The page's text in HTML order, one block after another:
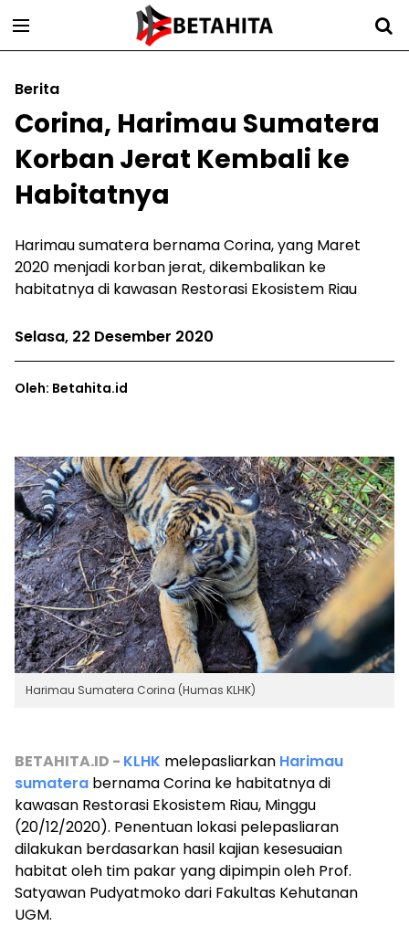
Berita
Corina, Harimau Sumatera
Korban Jerat Kembali ke
Habitatnya
Harimau sumatera bernama Corina, yang Maret
2020 menjadi korban jerat, dikembalikan ke
habitatnya di kawasan Restorasi Ekosistem Riau
Selasa, 22 Desember 2020
Oleh: Betahita.id
Harimau Sumatera Corina (Humas KLHK)
BETAHITA.ID - KLHK melepasliarkan Harimau
sumatera bernama Corina ke habitatnya di
kawasan Restorasi Ekosistem Riau, Minggu
(20/12/2020). Penentuan lokasi pelepasliaran
dilakukan berdasarkan hasil kajian kesesuaian
habitat oleh tim pakar yang dipimpin oleh Prof.
Satyawan Pudyatmoko dari Fakultas Kehutanan
UGM.